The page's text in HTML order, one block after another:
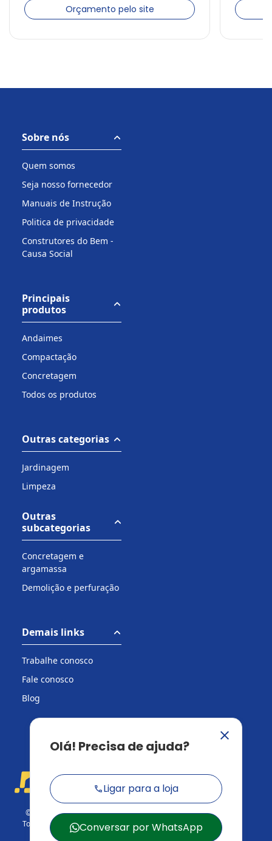
Orçamento pelo site
Sobre nós
Quem somos
Seja nosso fornecedor
Manuais de Instrução
Politica de privacidade
Construtores do Bem -
Causa Social
Principais
produtos
Andaimes
Compactação
Concretagem
Todos os produtos
Outras categorias
Jardinagem
Limpeza
Outras
subcategorias
Concretagem e
argamassa
Demolição e perfuração
Demais links
Trabalhe conosco
Fale conosco
Blog
© 2026 Casa do Construtor.
Todos os direitos reservados.
CNPJ: 03.729.824/001-95